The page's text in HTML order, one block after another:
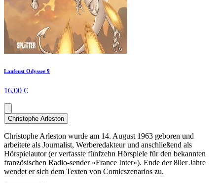
Lanfeust Odyssee 9
16,00 €
Christophe Arleston
Christophe Arleston wurde am 14. August 1963 geboren und
arbeitete als Journalist, Werberedakteur und anschließend als
Hörspielautor (er verfasste fünfzehn Hörspiele für den bekannten
französischen Radio-sender »France Inter«). Ende der 80er Jahre
wendet er sich dem Texten von Comicszenarios zu.